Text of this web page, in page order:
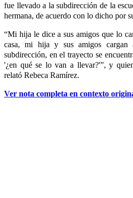
fue llevado a la subdirección de la
hermana, de acuerdo con lo dicho por
“Mi hija le dice a sus amigos que lo
casa, mi hija y sus amigos
subdirección, en el trayecto se
'¿en qué se lo van a llevar?'”, y
relató Rebeca Ramírez.
Ver nota completa en contexto